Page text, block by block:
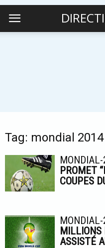
Tag: mondial
PROMET
COUPES
MILLIONS
ASSISTÉ